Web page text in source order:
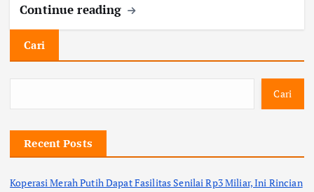
Continue reading
Cari
Cari
Recent Posts
Koperasi Merah Putih Dapat Fasilitas Senilai Rp3 Miliar, Ini Rincian